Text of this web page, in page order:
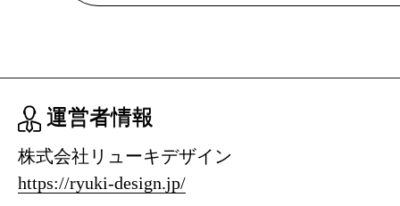
運営者情報
株式会社リューキデザイン
https://ryuki-design.jp/